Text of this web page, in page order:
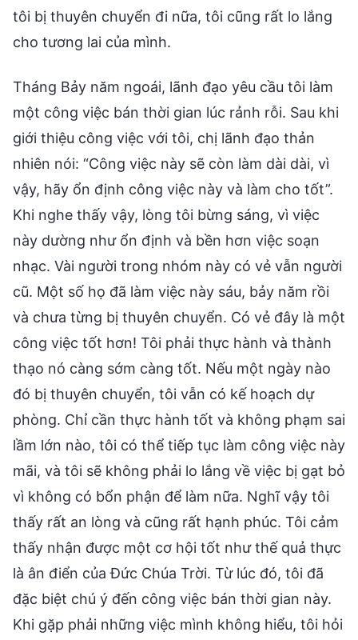
tôi bị thuyên chuyển đi nữa, tôi cũng rất lo lắng
cho tương lai của mình.
Tháng Bảy năm ngoái, lãnh đạo yêu cầu tôi làm
một công việc bán thời gian lúc rảnh rỗi. Sau khi
giới thiệu công việc với tôi, chị lãnh đạo thản
nhiên nói: “Công việc này sẽ còn làm dài dài, vì
vậy, hãy ổn định công việc này và làm cho tốt”.
Khi nghe thấy vậy, lòng tôi bừng sáng, vì việc
này dường như ổn định và bền hơn việc soạn
nhạc. Vài người trong nhóm này có vẻ vẫn người
cũ. Một số họ đã làm việc này sáu, bảy năm rồi
và chưa từng bị thuyên chuyển. Có vẻ đây là một
công việc tốt hơn! Tôi phải thực hành và thành
thạo nó càng sớm càng tốt. Nếu một ngày nào
đó bị thuyên chuyển, tôi vẫn có kế hoạch dự
phòng. Chỉ cần thực hành tốt và không phạm sai
lầm lớn nào, tôi có thể tiếp tục làm công việc này
mãi, và tôi sẽ không phải lo lắng về việc bị gạt bỏ
vì không có bổn phận để làm nữa. Nghĩ vậy tôi
thấy rất an lòng và cũng rất hạnh phúc. Tôi cảm
thấy nhận được một cơ hội tốt như thế quả thực
là ân điển của Đức Chúa Trời. Từ lúc đó, tôi đã
đặc biệt chú ý đến công việc bán thời gian này.
Khi gặp phải những việc mình không hiểu, tôi hỏi